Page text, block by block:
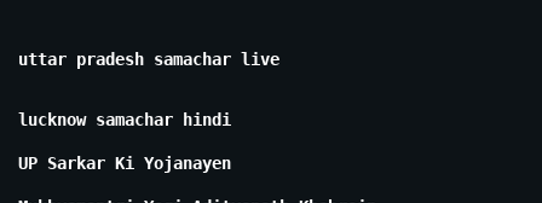
uttar pradesh samachar live
lucknow samachar hindi
UP Sarkar Ki Yojanayen